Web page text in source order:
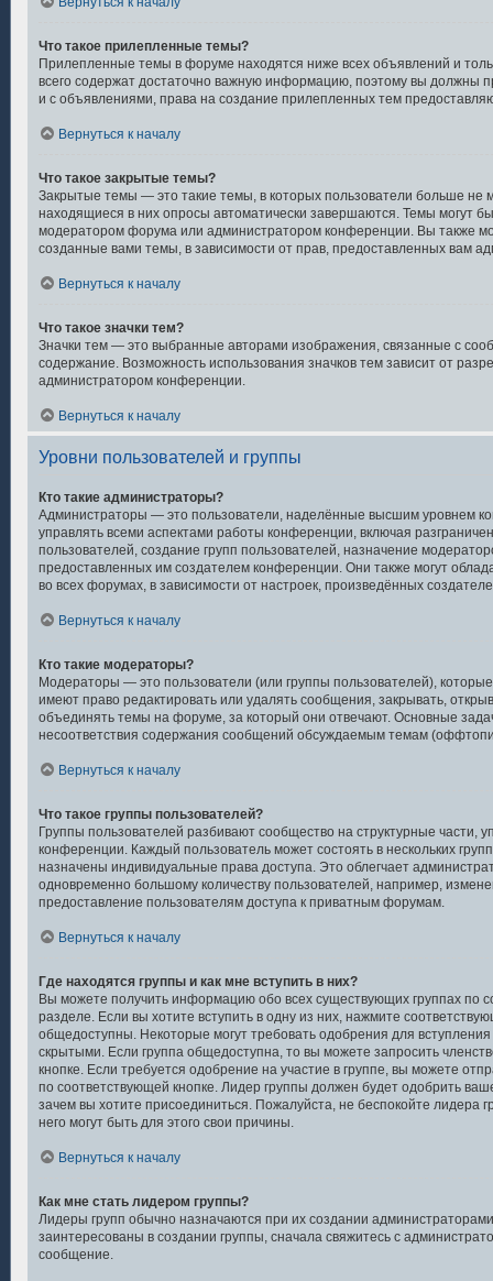
Что такое прилепленные темы?
Прилепленные темы в форуме находятся ниже всех объявлений и
всего содержат достаточно важную информацию, поэтому вы должны
и с объявлениями, права на создание прилепленных тем
Вернуться к началу
Что такое закрытые темы?
Закрытые темы — это такие темы, в которых пользователи больше не
находящиеся в них опросы автоматически завершаются. Темы могут
модератором форума или администратором конференции. Вы также
созданные вами темы, в зависимости от прав, предоставленных вам
Вернуться к началу
Что такое значки тем?
Значки тем — это выбранные авторами изображения, связанные с
содержание. Возможность использования значков тем зависит от
администратором конференции.
Вернуться к началу
Уровни пользователей и группы
Кто такие администраторы?
Администраторы — это пользователи, наделённые высшим уровнем
управлять всеми аспектами работы конференции, включая
пользователей, создание групп пользователей, назначение
предоставленных им создателем конференции. Они также могут
во всех форумах, в зависимости от настроек, произведённых
Вернуться к началу
Кто такие модераторы?
Модераторы — это пользователи (или группы пользователей),
имеют право редактировать или удалять сообщения, закрывать,
объединять темы на форуме, за который они отвечают. Основные
несоответствия содержания сообщений обсуждаемым темам
Вернуться к началу
Что такое группы пользователей?
Группы пользователей разбивают сообщество на структурные части,
конференции. Каждый пользователь может состоять в нескольких
назначены индивидуальные права доступа. Это облегчает
одновременно большому количеству пользователей, например,
предоставление пользователям доступа к приватным форумам.
Вернуться к началу
Где находятся группы и как мне вступить в них?
Вы можете получить информацию обо всех существующих группах по
разделе. Если вы хотите вступить в одну из них, нажмите
общедоступны. Некоторые могут требовать одобрения для
скрытыми. Если группа общедоступна, то вы можете запросить
кнопке. Если требуется одобрение на участие в группе, вы можете
по соответствующей кнопке. Лидер группы должен будет одобрить
зачем вы хотите присоединиться. Пожалуйста, не беспокойте лидера
него могут быть для этого свои причины.
Вернуться к началу
Как мне стать лидером группы?
Лидеры групп обычно назначаются при их создании
заинтересованы в создании группы, сначала свяжитесь с
сообщение.